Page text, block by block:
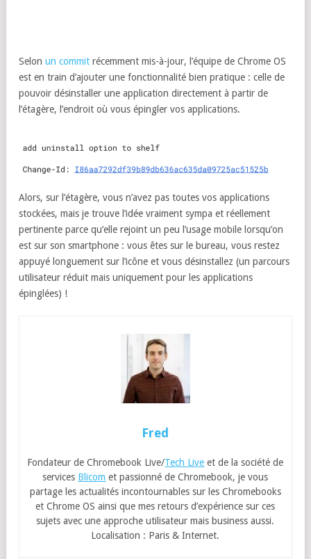
Selon un commit récemment mis-à-jour, l’équipe de Chrome OS
est en train d’ajouter une fonctionnalité bien pratique : celle de
pouvoir désinstaller une application directement à partir de
l’étagère, l’endroit où vous épingler vos applications.
Alors, sur l’étagère, vous n’avez pas toutes vos applications
stockées, mais je trouve l’idée vraiment sympa et réellement
pertinente parce qu’elle rejoint un peu l’usage mobile lorsqu’on
est sur son smartphone : vous êtes sur le bureau, vous restez
appuyé longuement sur l’icône et vous désinstallez (un parcours
utilisateur réduit mais uniquement pour les applications
épinglées) !
Fred
Fondateur de Chromebook Live/Tech Live et de la société de
services Blicom et passionné de Chromebook, je vous
partage les actualités incontournables sur les Chromebooks
et Chrome OS ainsi que mes retours d’expérience sur ces
sujets avec une approche utilisateur mais business aussi.
Localisation : Paris & Internet.